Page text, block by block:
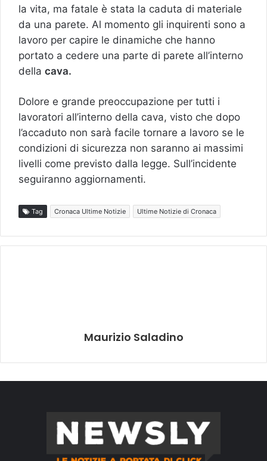
la vita, ma fatale è stata la caduta di materiale
da una parete. Al momento gli inquirenti sono a
lavoro per capire le dinamiche che hanno
portato a cedere una parte di parete all’interno
della cava.
Dolore e grande preoccupazione per tutti i
lavoratori all’interno della cava, visto che dopo
l’accaduto non sarà facile tornare a lavoro se le
condizioni di sicurezza non saranno ai massimi
livelli come previsto dalla legge. Sull’incidente
seguiranno aggiornamenti.
Tag Cronaca Ultime Notizie Ultime Notizie di Cronaca
Maurizio Saladino